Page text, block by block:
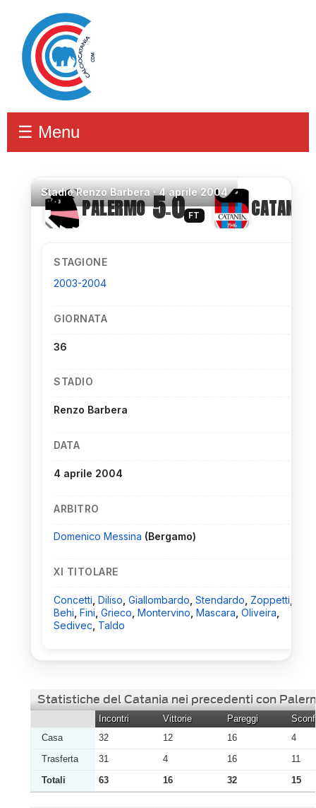
☰ Menu
StadioRenzo Barbera ·4 aprile 2004
PALERMO 5–0 FT CATANIA
STAGIONE
2003-2004
GIORNATA
36
STADIO
Renzo Barbera
DATA
4 aprile 2004
ARBITRO
Domenico Messina (Bergamo)
XI TITOLARE
Concetti Diliso Giallombardo Stendardo Zoppetti
Behi Fini Grieco Montervino Mascara Oliveira
Sedivec Taldo
Statistiche del Catania nei precedenti con
Incontri Vittorie Pareggi
Casa
32 12 16
4
Trasferta
31 4 16
11
Totali
63 16 32 15